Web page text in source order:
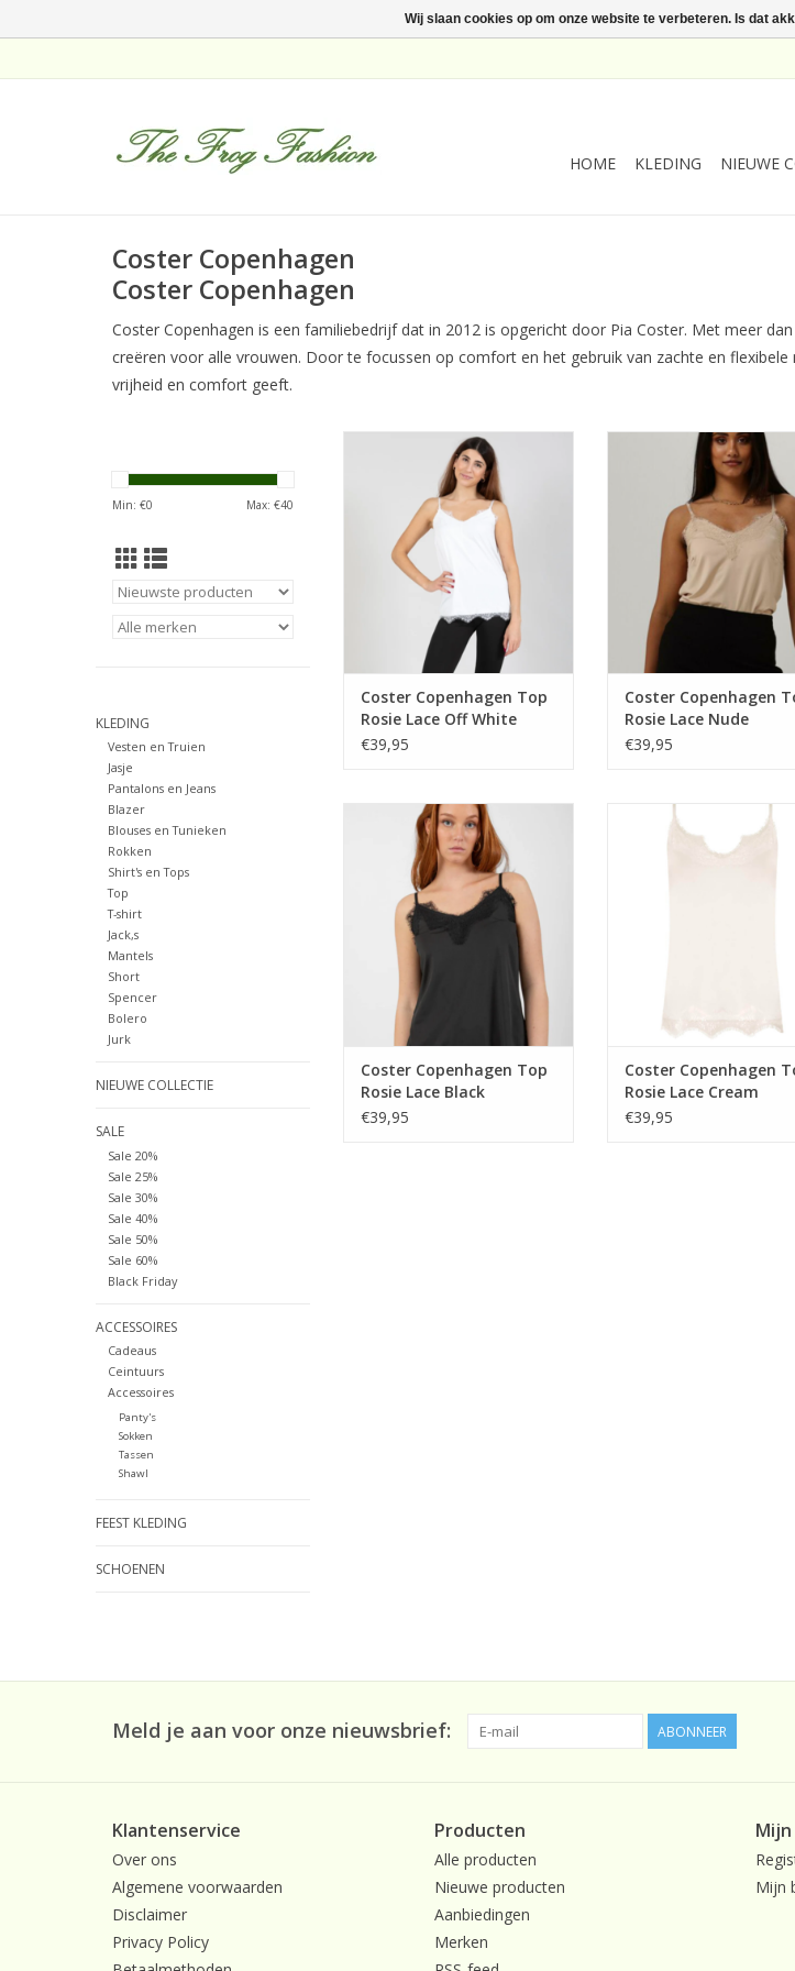
HOME KLEDING NIEUWE
Coster Copenhagen
Coster Copenhagen
Coster Copenhagen is een familiebedrijf dat in 2012 is opgericht door Pia Coster. Met meer
creëren voor alle vrouwen. Door te focussen op comfort en het gebruik van zachte en
vrijheid en comfort geeft.
Min: €0 Max: €40
KLEDING
Vesten en Truien
Jasje
Pantalons en Jeans
Blazer
Blouses en Tunieken
Rokken
Shirt's en Tops
Top
T-shirt
Jack,s
Mantels
Short
Spencer
Bolero
Jurk
NIEUWE COLLECTIE
SALE
Sale 20%
Sale 25%
Sale 30%
Sale 40%
Sale 50%
Sale 60%
Black Friday
ACCESSOIRES
Cadeaus
Ceintuurs
Accessoires
Panty's
Sokken
Tassen
Shawl
FEEST KLEDING
SCHOENEN
Coster Copenhagen Top Rosie
Lace Off White
TOEVOEGEN AAN WINKELWAGEN
Coster Copenhagen Top
Rosie Lace Off White
€39,95
Coster Copenhagen Top
Lace Nude
TOEVOEGEN AAN
Coster Copenhagen
Rosie Lace Nude
€39,95
Coster Copenhagen Top Rosie
Lace Black
TOEVOEGEN AAN WINKELWAGEN
Coster Copenhagen Top
Rosie Lace Black
€39,95
Lace Cream
Coster Copenhagen
Rosie Lace Cream
€39,95
Meld je aan voor onze nieuwsbrief: ABONNEER
Klantenservice
Over ons
Algemene voorwaarden
Disclaimer
Privacy Policy
Producten
Alle producten
Nieuwe producten
Aanbiedingen
Merken
Mijn
Wij slaan cookies op om onze website te verbeteren. Is dat